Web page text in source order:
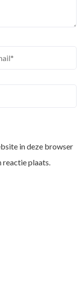
in deze browser
reactie plaats.